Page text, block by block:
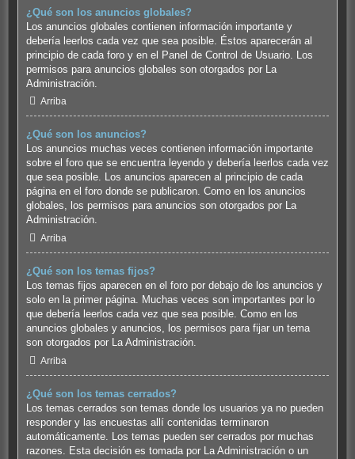
¿Qué son los anuncios globales?
Los anuncios globales contienen información importante y
debería leerlos cada vez que sea posible. Éstos aparecerán al
principio de cada foro y en el Panel de Control de Usuario. Los
permisos para anuncios globales son otorgados por La
Administración.
Arriba
¿Qué son los anuncios?
Los anuncios muchas veces contienen información importante
sobre el foro que se encuentra leyendo y debería leerlos cada vez
que sea posible. Los anuncios aparecen al principio de cada
página en el foro donde se publicaron. Como en los anuncios
globales, los permisos para anuncios son otorgados por La
Administración.
Arriba
¿Qué son los temas fijos?
Los temas fijos aparecen en el foro por debajo de los anuncios y
solo en la primer página. Muchas veces son importantes por lo
que debería leerlos cada vez que sea posible. Como en los
anuncios globales y anuncios, los permisos para fijar un tema
son otorgados por La Administración.
Arriba
¿Qué son los temas cerrados?
Los temas cerrados son temas donde los usuarios ya no pueden
responder y las encuestas allí contenidas terminaron
automáticamente. Los temas pueden ser cerrados por muchas
razones. Esta decisión es tomada por La Administración o un